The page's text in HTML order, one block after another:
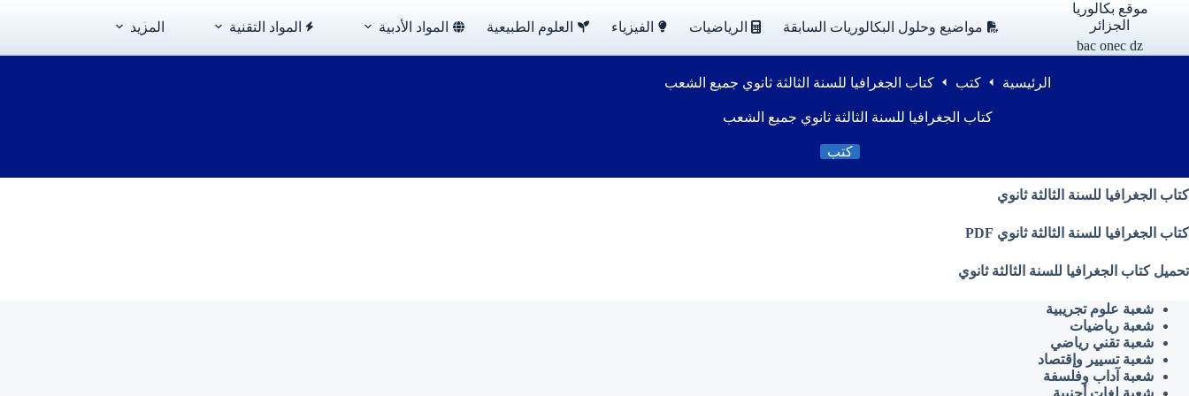
موقع بكالوريا
الجزائر
bac onec dz
مواضيع وحلول البكالوريات السابقة الرياضيات الفيزياء العلوم الطبيعية المواد الأدبية المواد التقنية المزيد
الرئيسية كتب كتاب الجغرافيا للسنة الثالثة ثانوي جميع الشعب
كتاب الجغرافيا للسنة الثالثة ثانوي جميع الشعب
كتب
كتاب الجغرافيا للسنة الثالثة ثانوي
كتاب الجغرافيا للسنة الثالثة ثانوي PDF
تحميل كتاب الجغرافيا للسنة الثالثة ثانوي
شعبة علوم تجريبية
شعبة رياضيات
شعبة تقني رياضي
شعبة تسيير وإقتصاد
شعبة آداب وفلسفة
شعبة لغات أجنبية